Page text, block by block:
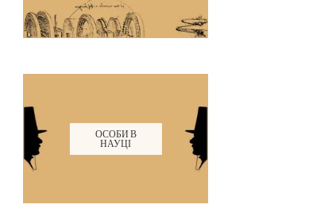
ОСОБИ В
НАУЦІ